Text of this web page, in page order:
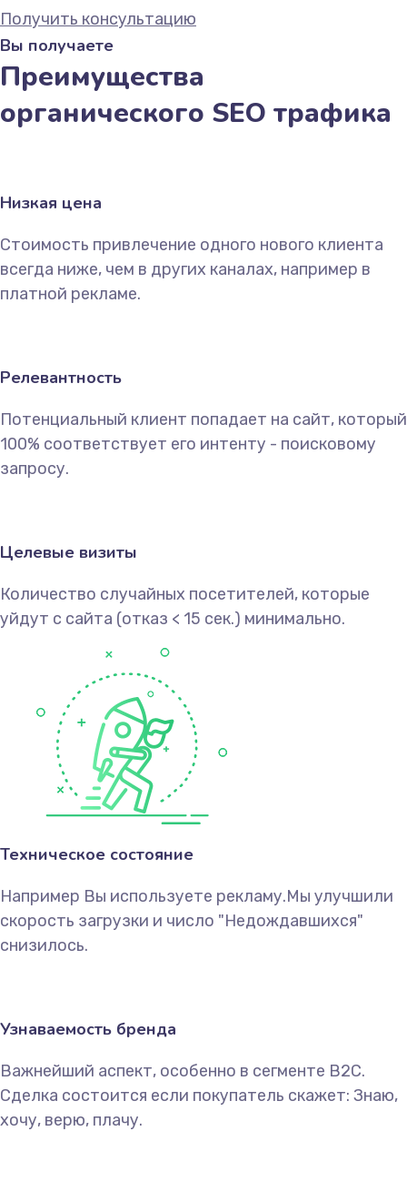
Получить консультацию
Вы получаете
Преимущества
органического SEO трафика
Низкая цена
Стоимость привлечение одного нового клиента
всегда ниже, чем в других каналах, например в
платной рекламе.
Релевантность
Потенциальный клиент попадает на сайт, который
100% соответствует его интенту - поисковому
запросу.
Целевые визиты
Количество случайных посетителей, которые
уйдут с сайта (отказ < 15 сек.) минимально.
Техническое состояние
Например Вы используете рекламу.Мы улучшили
скорость загрузки и число "Недождавшихся"
снизилось.
Узнаваемость бренда
Важнейший аспект, особенно в сегменте B2C.
Сделка состоится если покупатель скажет: Знаю,
хочу, верю, плачу.